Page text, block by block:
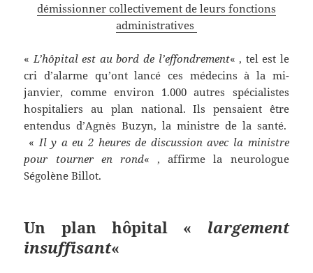
démissionner collectivement de leurs fonctions
administratives
«L’hôpital est au bord de l’effondrement« , tel est le
cri d’alarme qu’ont lancé ces médecins à la mi-
janvier, comme environ 1.000 autres spécialistes
hospitaliers au plan national. Ils pensaient être
entendus d’Agnès Buzyn, la ministre de la santé.
«Il y a eu 2 heures de discussion avec la ministre
pour tourner en rond« , affirme la neurologue
Ségolène Billot.
Un plan hôpital « largement
insuffisant«